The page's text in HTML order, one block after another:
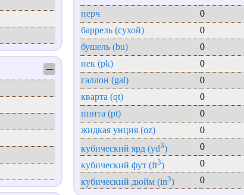
─
перч
0
баррель (сухой)
0
бушель (bu)
0
пек (pk)
0
галлон (gal)
0
кварта (qt)
0
пинта (pt)
0
жидкая унция (oz)
0
кубический ярд (yd3)
0
кубический фут (ft3)
0
кубический дюйм (in3) 0